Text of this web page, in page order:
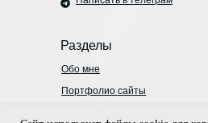
Обо мне
Портфолио сайты
Разделы